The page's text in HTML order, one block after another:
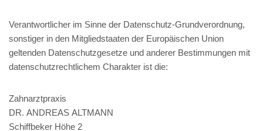
Verantwortlicher im Sinne der Datenschutz-Grundverordnung,
sonstiger in den Mitgliedstaaten der Europäischen Union
geltenden Datenschutzgesetze und anderer Bestimmungen mit
datenschutzrechtlichem Charakter ist die:
Zahnarztpraxis
DR. ANDREAS ALTMANN
Schiffbeker Höhe 2